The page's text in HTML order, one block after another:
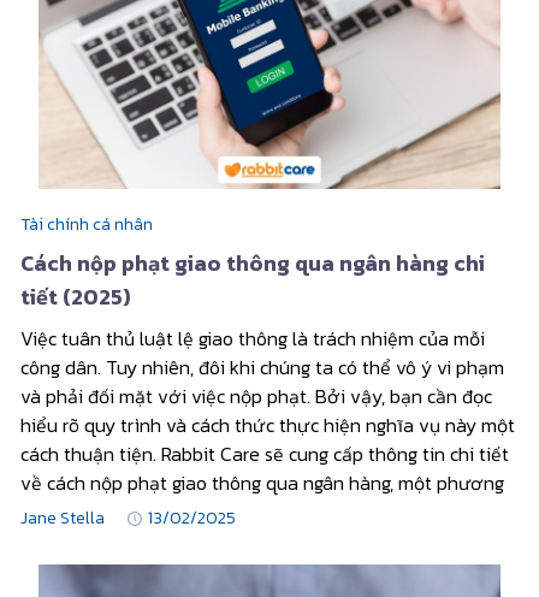
Tài chính cá nhân
Cách nộp phạt giao thông qua ngân hàng chi
tiết (2025)
Việc tuân thủ luật lệ giao thông là trách nhiệm của mỗi
công dân. Tuy nhiên, đôi khi chúng ta có thể vô ý vi phạm
và phải đối mặt với việc nộp phạt. Bởi vậy, bạn cần đọc
hiểu rõ quy trình và cách thức thực hiện nghĩa vụ này một
cách thuận tiện. Rabbit Care sẽ cung cấp thông tin chi tiết
về cách nộp phạt giao thông qua ngân hàng, một phương
Jane Stella 13/02/2025